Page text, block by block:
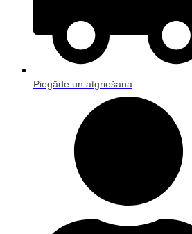
Piegāde un atgriešana